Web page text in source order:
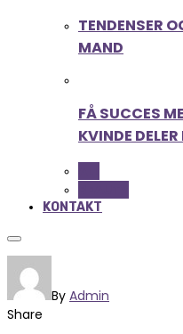
TENDENSER
MAND
FÅ SUCCES
KVINDE
KONTAKT
By Admin
Share